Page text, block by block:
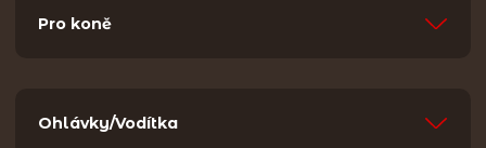
Pro koně
Ohlávky/Vodítka